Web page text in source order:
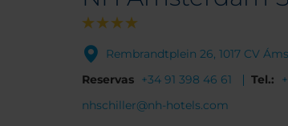
Rembrandtplein 26, 1017 CV
Reservas +34 91 398 46 61 Tel.:
nhschiller@nh-hotels.com